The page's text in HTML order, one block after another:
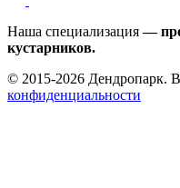
Наша специализация—
кустарников.
© 2015-2026 Дендропарк.
конфиденциальности